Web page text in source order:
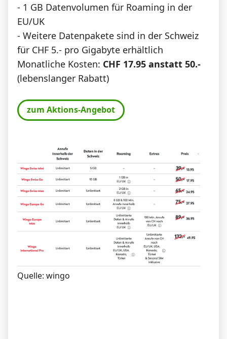
- 1 GB Datenvolumen für Roaming in der
EU/UK
- Weitere Datenpakete sind in der Schweiz
für CHF 5.- pro Gigabyte erhältlich
Monatliche Kosten: CHF 17.95 anstatt 50.-
(lebenslanger Rabatt)
zum Aktions-Angebot
Quelle: wingo